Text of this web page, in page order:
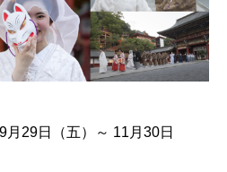
月29日（五）～ 11月30日